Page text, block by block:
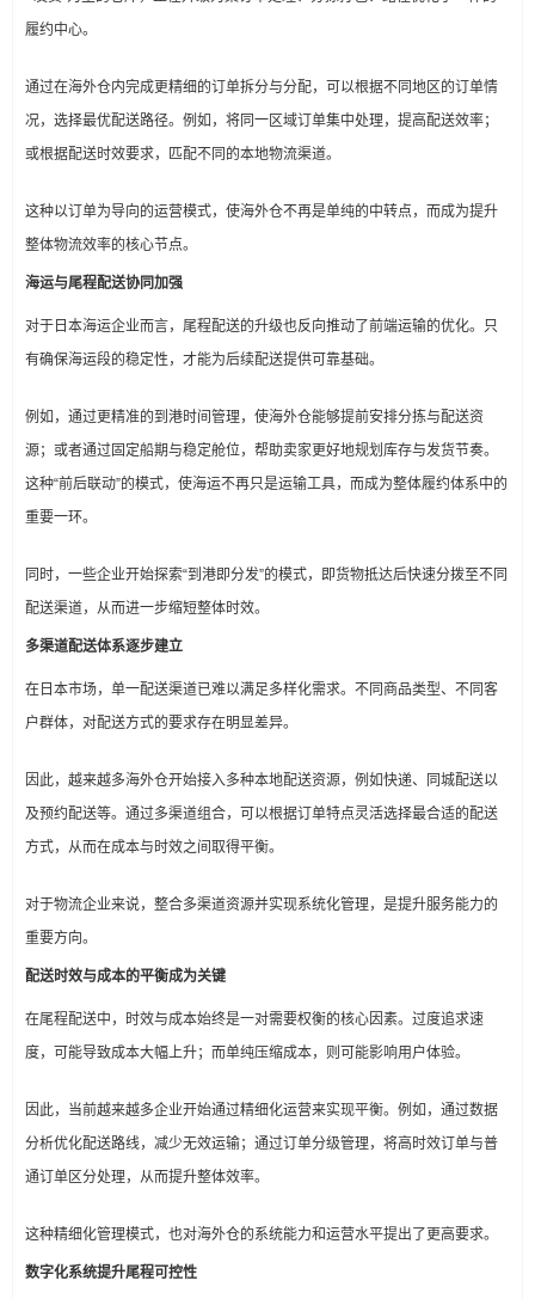
履约中心。
通过在海外仓内完成更精细的订单拆分与分配，可以根据不同地区的订单情
况，选择最优配送路径。例如，将同一区域订单集中处理，提高配送效率；
或根据配送时效要求，匹配不同的本地物流渠道。
这种以订单为导向的运营模式，使海外仓不再是单纯的中转点，而成为提升
整体物流效率的核心节点。
海运与尾程配送协同加强
对于日本海运企业而言，尾程配送的升级也反向推动了前端运输的优化。只
有确保海运段的稳定性，才能为后续配送提供可靠基础。
例如，通过更精准的到港时间管理，使海外仓能够提前安排分拣与配送资
源；或者通过固定船期与稳定舱位，帮助卖家更好地规划库存与发货节奏。
这种“前后联动”的模式，使海运不再只是运输工具，而成为整体履约体系中的
重要一环。
同时，一些企业开始探索“到港即分发”的模式，即货物抵达后快速分拨至不同
配送渠道，从而进一步缩短整体时效。
多渠道配送体系逐步建立
在日本市场，单一配送渠道已难以满足多样化需求。不同商品类型、不同客
户群体，对配送方式的要求存在明显差异。
因此，越来越多海外仓开始接入多种本地配送资源，例如快递、同城配送以
及预约配送等。通过多渠道组合，可以根据订单特点灵活选择最合适的配送
方式，从而在成本与时效之间取得平衡。
对于物流企业来说，整合多渠道资源并实现系统化管理，是提升服务能力的
重要方向。
配送时效与成本的平衡成为关键
在尾程配送中，时效与成本始终是一对需要权衡的核心因素。过度追求速
度，可能导致成本大幅上升；而单纯压缩成本，则可能影响用户体验。
因此，当前越来越多企业开始通过精细化运营来实现平衡。例如，通过数据
分析优化配送路线，减少无效运输；通过订单分级管理，将高时效订单与普
通订单区分处理，从而提升整体效率。
这种精细化管理模式，也对海外仓的系统能力和运营水平提出了更高要求。
数字化系统提升尾程可控性